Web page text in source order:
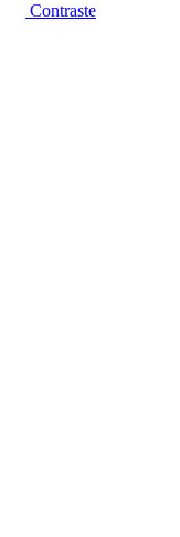
Contraste